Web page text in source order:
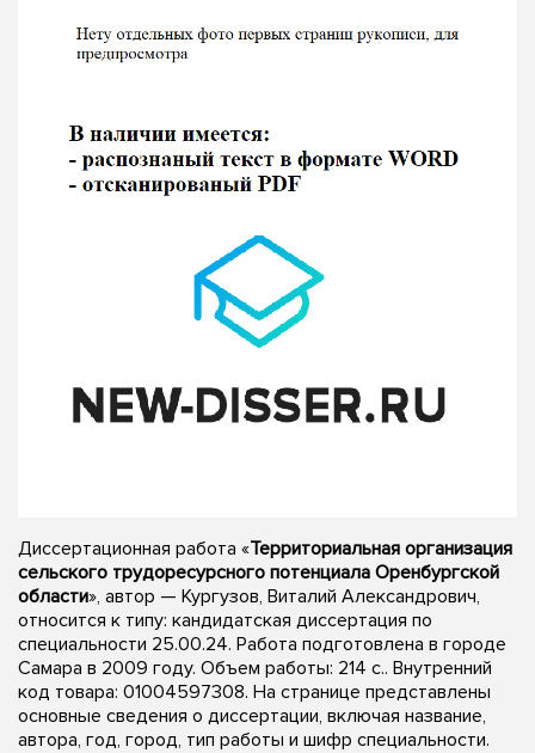
Диссертационная работа «Территориальная организация
сельского трудоресурсного потенциала Оренбургской
области», автор — Кургузов, Виталий Александрович,
относится к типу: кандидатская диссертация по
специальности 25.00.24. Работа подготовлена в городе
Самара в 2009 году. Объем работы: 214 с.. Внутренний
код товара: 01004597308. На странице представлены
основные сведения о диссертации, включая название,
автора, год, город, тип работы и шифр специальности.